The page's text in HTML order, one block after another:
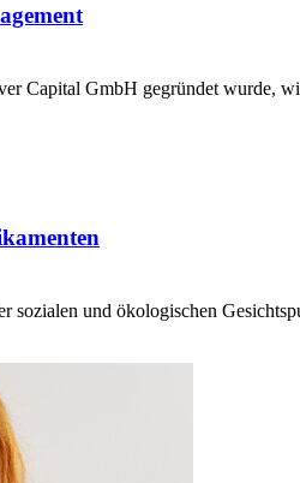
Capital GmbH gegründet wurde,
sozialen und ökologischen